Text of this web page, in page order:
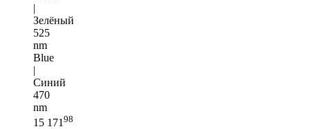
|
Зелёный
525
nm
Blue
|
Синий
470
nm
15 171 98